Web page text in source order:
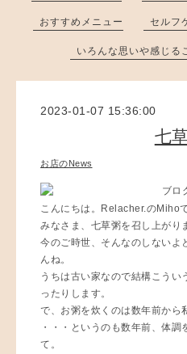
おすすめメニュー セルフ
いろんな思いや感じる
2023-01-07 15:36:00
七
お店のNews
こんにちは。Relacher.のMihoで
みなさま、七草粥を召し上がり
今のご時世、そんなのしないよ
んね。
うちは古い家なので結構こうい
ったりします。
で、お粥を炊くのは数年前から
・・・というのも数年前、体
て。